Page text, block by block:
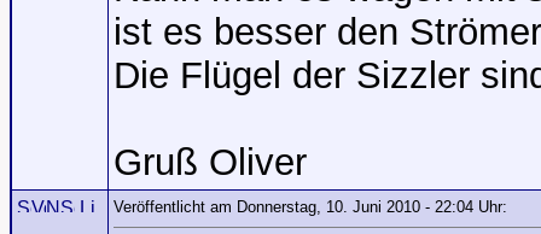
ist es besser den
Die Flügel der Sizzler
Gruß Oliver
Veröffentlicht am Donnerstag, 10. Juni 2010 - 22:04 Uhr: